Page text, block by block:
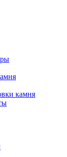
камня